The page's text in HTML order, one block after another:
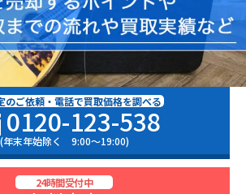
のご依頼・電話で買取価格を調べる
0120-123-538
(年末年始除く 9:00〜19:00)
24時間受付中